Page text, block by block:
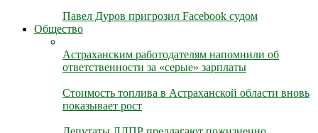
Павел Дуров пригрозил Facebook судом
Общество
Астраханским работодателям напомнили об
ответственности за «серые» зарплаты
Стоимость топлива в Астраханской области вновь
показывает рост